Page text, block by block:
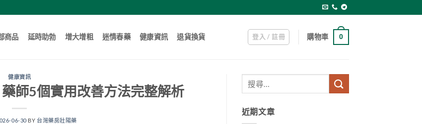
商品 延時助勃 增大增粗 迷情春藥 健康資訊 退貨換貨 登入 / 註冊 購物車 0
健康資訊
師5個實用改善方法完整解析
06-30 BY 台灣藥房壯陽藥
近期文章